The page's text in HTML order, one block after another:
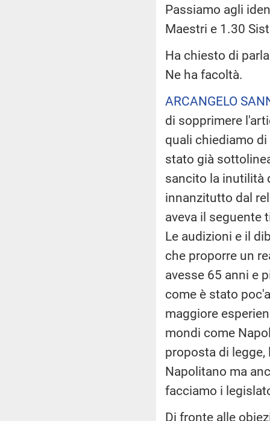
Passiamo agli
Maestri e 1.30
Ha chiesto di
Ne ha facoltà.
ARCANGELO
di sopprimere
quali chiediamo
stato già
sancito la inutilità
innanzitutto dal
aveva il seguente
Le audizioni e il
che proporre un
avesse 65 anni e
come è stato
maggiore
mondi come
proposta di
Napolitano ma
facciamo i
Di fronte alle